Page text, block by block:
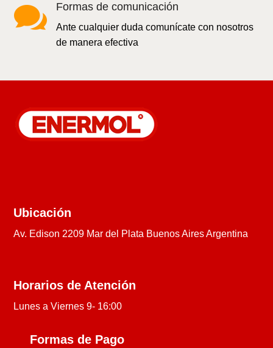
 Formas de comunicación
Ante cualquier duda comunícate con nosotros
de manera efectiva
Ubicación
Av. Edison 2209 Mar del Plata Buenos Aires Argentina
Horarios de Atención
Lunes a Viernes 9- 16:00
Formas de Pago